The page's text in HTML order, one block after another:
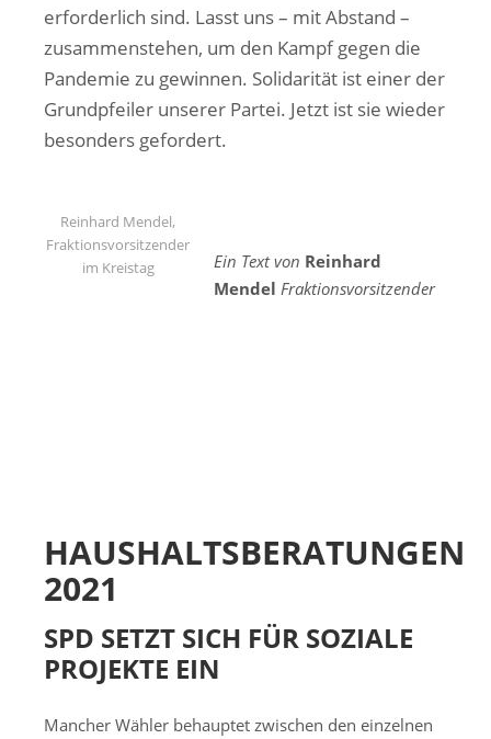
erforderlich sind. Lasst uns – mit Abstand –
zusammenstehen, um den Kampf gegen die
Pandemie zu gewinnen. Solidarität ist einer der
Grundpfeiler unserer Partei. Jetzt ist sie wieder
besonders gefordert.
Reinhard Mendel,
Fraktionsvorsitzender
im Kreistag
Ein Text von Reinhard
Mendel Fraktionsvorsitzender
HAUSHALTSBERATUNGEN
2021
SPD SETZT SICH FÜR SOZIALE
PROJEKTE EIN
Mancher Wähler behauptet zwischen den einzelnen